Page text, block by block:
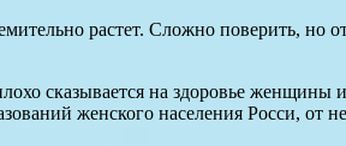
растет. Сложно поверить, но
сказывается на здоровье женщины
женского населения Росси, от